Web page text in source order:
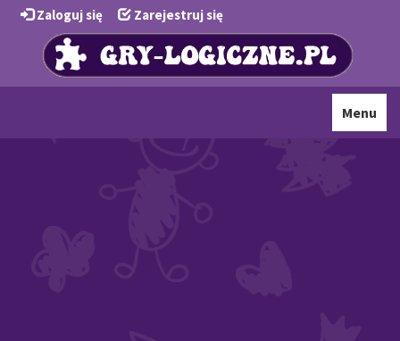
Zaloguj się Zarejestruj się
Toggle
Menu